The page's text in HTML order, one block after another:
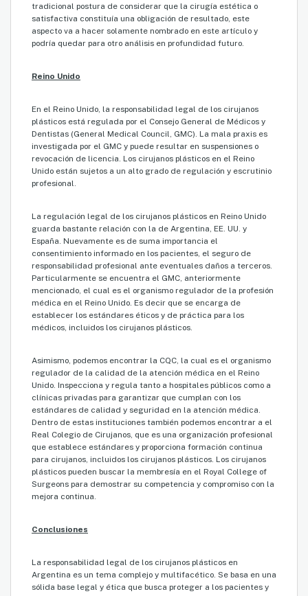
tradicional postura de considerar que la cirugía estética o
satisfactiva constituía una obligación de resultado, este
aspecto va a hacer solamente nombrado en este artículo y
podría quedar para otro análisis en profundidad futuro.
Reino Unido
En el Reino Unido, la responsabilidad legal de los cirujanos
plásticos está regulada por el Consejo General de Médicos y
Dentistas (General Medical Council, GMC). La mala praxis es
investigada por el GMC y puede resultar en suspensiones o
revocación de licencia. Los cirujanos plásticos en el Reino
Unido están sujetos a un alto grado de regulación y escrutinio
profesional.
La regulación legal de los cirujanos plásticos en Reino Unido
guarda bastante relación con la de Argentina, EE. UU. y
España. Nuevamente es de suma importancia el
consentimiento informado en los pacientes, el seguro de
responsabilidad profesional ante eventuales daños a terceros.
Particularmente se encuentra el GMC, anteriormente
mencionado, el cual es el organismo regulador de la profesión
médica en el Reino Unido. Es decir que se encarga de
establecer los estándares éticos y de práctica para los
médicos, incluidos los cirujanos plásticos.
Asimismo, podemos encontrar la CQC, la cual es el organismo
regulador de la calidad de la atención médica en el Reino
Unido. Inspecciona y regula tanto a hospitales públicos como a
clínicas privadas para garantizar que cumplan con los
estándares de calidad y seguridad en la atención médica.
Dentro de estas instituciones también podemos encontrar a el
Real Colegio de Cirujanos, que es una organización profesional
que establece estándares y proporciona formación continua
para cirujanos, incluidos los cirujanos plásticos. Los cirujanos
plásticos pueden buscar la membresía en el Royal College of
Surgeons para demostrar su competencia y compromiso con la
mejora continua.
Conclusiones
La responsabilidad legal de los cirujanos plásticos en
Argentina es un tema complejo y multifacético. Se basa en una
sólida base legal y ética que busca proteger a los pacientes y